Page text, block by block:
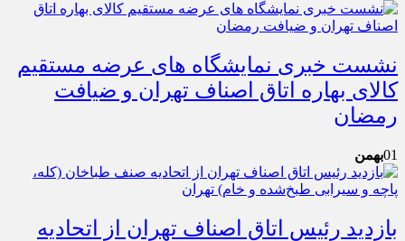
نشست خبری نمایشگاه های عرضه مستقیم
کالای بهاره اتاق اصناف تهران و ضیافت
رمضان
01بهمن
بازدید رئیس اتاق اصناف تهران از اتحادیه